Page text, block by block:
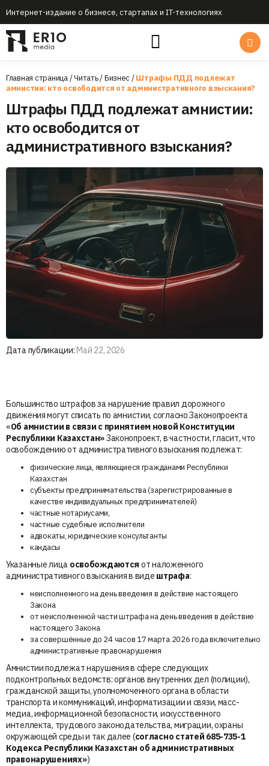
Интернет-издание о бизнесе, стартапах и IT-технологиях
Главная страница/Читать/Бизнес/Штрафы ПДД подлежат
амнистии: кто освободится от административного взыскания?
Штрафы ПДД подлежат амнистии:
кто освободится от
административного взыскания?
Дата публикации: Май 22, 2026
Большинство штрафов за нарушение правил дорожного
движения могут списать по амнистии, согласно Законопроекта
«Об амнистии в связи с принятием новой Конституции
Республики Казахстан»Законопроект, в частности, гласит, что
освобождению от административного взыскания подлежат:
физические лица, являющиеся гражданами Республики
Казахстан
субъекты предпринимательства (зарегистрированные в
качестве индивидуальных предпринимателей)
частные нотариусами,
частные судебные исполнители
адвокаты, юридические консультанты
кандасы
Указанные лица освобождаются от наложенного
административного взыскания в виде штрафа:
неисполненного на день введения в действие настоящего
Закона
от неисполненной части штрафа на день введения в действие
настоящего Закона
за совершённые до 24 часов 17 марта 2026 года включительно
административные правонарушения
Амнистии подлежат нарушения в сфере следующих
подконтрольных ведомств: органов внутренних дел (полиции),
гражданской защиты, уполномоченного органа в области
транспорта и коммуникаций, информатизации и связи, масс-
медиа, информационной безопасности, искусственного
интеллекта, трудового законодательства, миграции, охраны
окружающей среды и так далее (согласно статей 685-735-1
Кодекса Республики Казахстан об административных
правонарушениях»)